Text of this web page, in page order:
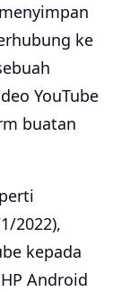
ke
YouTube
buatan
2022),
kepada
Android